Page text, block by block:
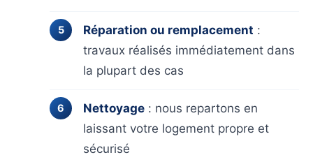
Réparation ou remplacement :
travaux réalisés immédiatement dans
la plupart des cas
Nettoyage : nous repartons en
laissant votre logement propre et
sécurisé